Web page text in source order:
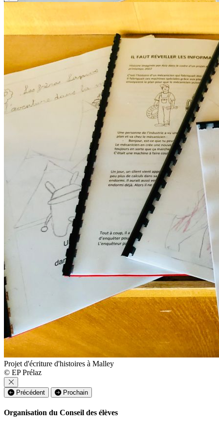
Projet d'écriture d'histoires à Malley
© EP Prélaz
Précédent Prochain
Organisation du Conseil des élèves